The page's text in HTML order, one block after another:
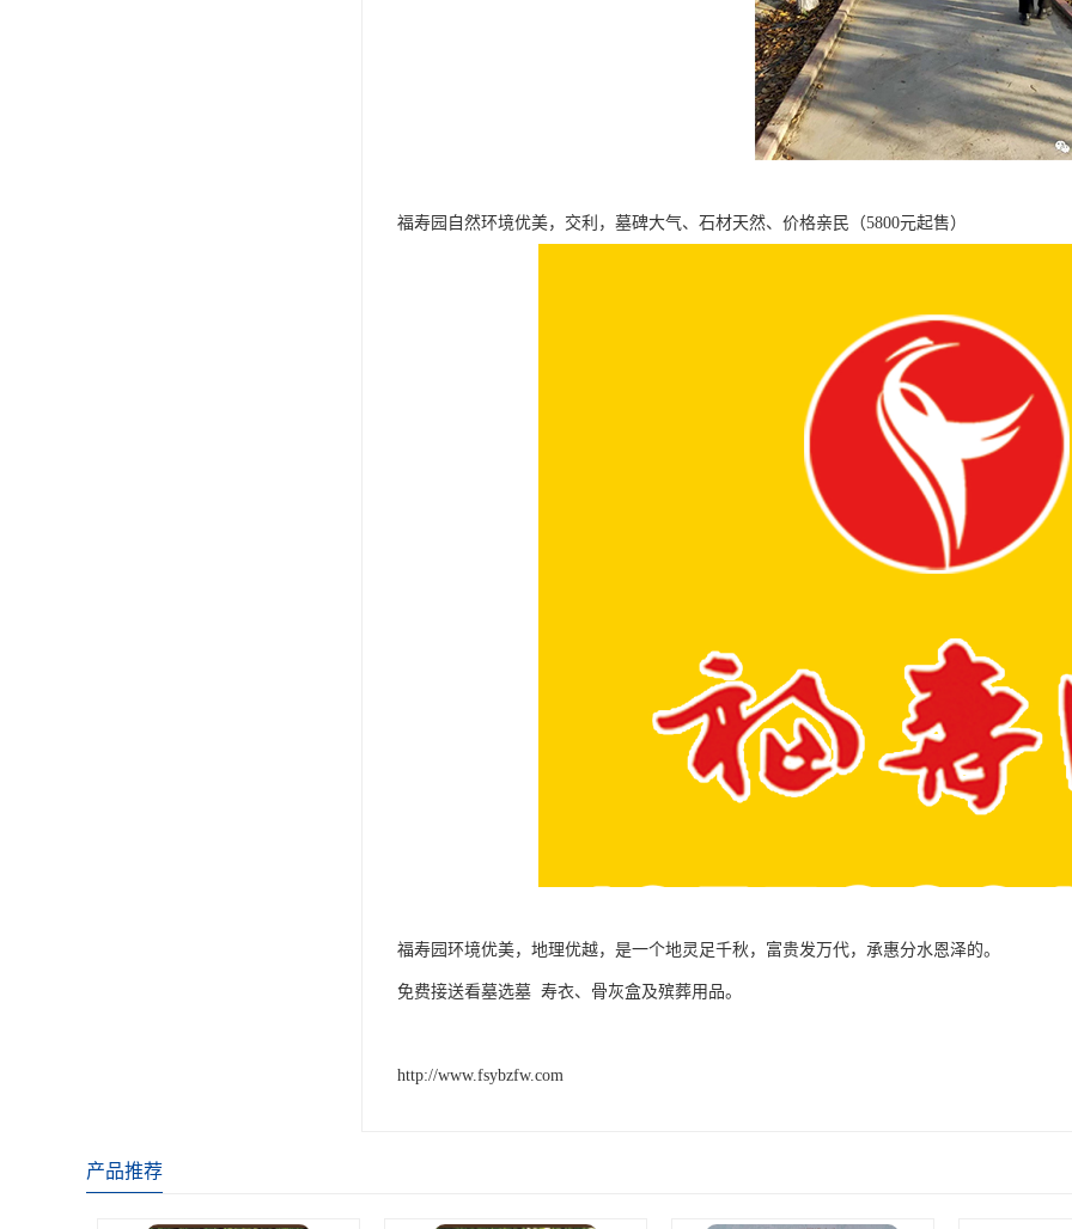
福寿园自然环境优美，交利，墓碑大气、石材天然、价格亲民（5800元起售）
福寿园环境优美，地理优越，是一个地灵足千秋，富贵发万代，承惠分水恩泽的。
免费接送看墓选墓 寿衣、骨灰盒及殡葬用品。
http://www.fsybzfw.com
产品推荐